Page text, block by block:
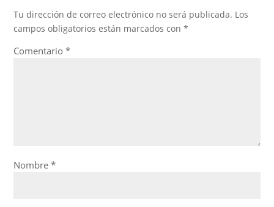
Tu dirección de correo electrónico no será publicada. Los
campos obligatorios están marcados con*
Comentario*
Nombre*